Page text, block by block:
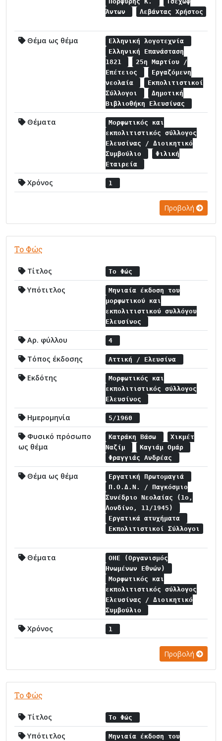
Άντων
Λεβάντας Χρήστος
Θέμα ως θέμα
Ελληνική λογοτεχνία
Ελληνική Επανάσταση
1821
25η Μαρτίου /
Επέτειος
Εργαζόμενη
νεολαία
Εκπολιτιστικοί
Σύλλογοι
Δημοτική
Βιβλιοθήκη Ελευσίνας
Θέματα
Μορφωτικός και
εκπολιτιστικός σύλλογος
Ελευσίνας / Διοικητικό
Συμβούλιο
Φιλική
Εταιρεία
Χρόνος 1
Προβολή
Το Φώς
Τίτλος Το Φώς
Υπότιτλος
Μηνιαία έκδοση του
μορφωτικού και
εκπολιτιστικού συλλόγου
Ελευσίνος
Αρ. φύλλου 4
Τόπος έκδοσης Αττική / Ελευσίνα
Εκδότης
Μορφωτικός και
εκπολιτιστικός σύλλογος
Ελευσίνος
Ημερομηνία 5/1960
Φυσικό πρόσωπο
ως θέμα
Κατράκη Βάσω
Χικμέτ
Ναζίμ
Καγιάμ Ομάρ
Φραγγιάς Ανδρέας
Θέμα ως θέμα
Εργατική Πρωτομαγιά
Π.Ο.Δ.Ν. / Παγκόσμιο
Συνέδριο Νεολαίας (1ο,
Λονδίνο, 11/1945)
Εργατικά ατυχήματα
Εκπολιτιστικοί Σύλλογοι
Θέματα
ΟΗΕ (Οργανισμός
Ηνωμένων Εθνών)
Μορφωτικός και
εκπολιτιστικός σύλλογος
Ελευσίνας / Διοικητικό
Συμβούλιο
Χρόνος 1
Προβολή
Το Φώς
Τίτλος Το Φώς
Υπότιτλος
Μηνιαία έκδοση του